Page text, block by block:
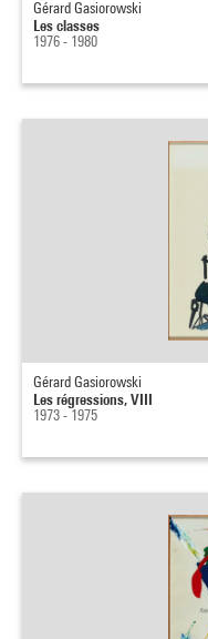
Gérard Gasiorowski
Les classes
1976 - 1980
Gérard Gasiorowski
Les régressions, VIII
1973 - 1975